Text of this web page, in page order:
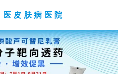
皮肤病医院